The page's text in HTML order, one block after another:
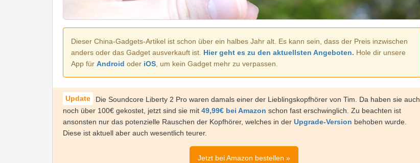
Dieser China-Gadgets-Artikel ist schon über ein halbes Jahr alt. Es kann sein, dass der Preis inzwischen
anders oder das Gadget ausverkauft ist. Hier geht es zu den aktuellsten Angeboten. Hole dir unsere
App für Android oder iOS , um kein Gadget mehr zu verpassen.
Die Soundcore Liberty 2 Pro waren damals einer der Lieblingskopfhörer von Tim. Da haben sie auch
noch über 100€ gekostet, jetzt sind sie mit 49,99€ bei Amazon schon fast erschwinglich. Zu beachten ist
ansonsten nur das potenzielle Rauschen der Kopfhörer, welches in der Upgrade-Version behoben wurde.
Diese ist aktuell aber auch wesentlich teurer.
Jetzt bei Amazon bestellen »